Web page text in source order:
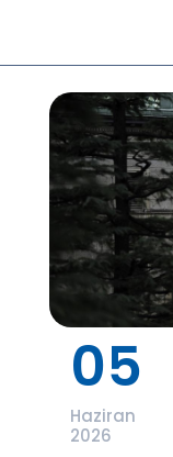
05
Haziran
2026